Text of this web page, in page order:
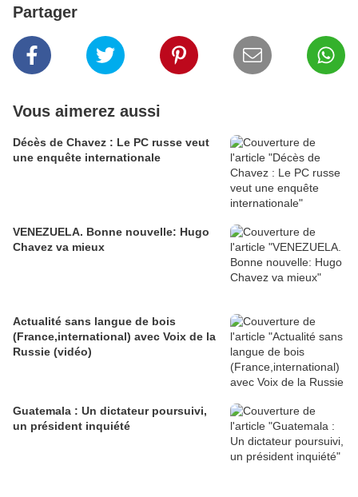
Partager
Vous aimerez aussi
Décès de Chavez : Le PC russe veut
une enquête internationale
VENEZUELA. Bonne nouvelle: Hugo
Chavez va mieux
Actualité sans langue de bois
(France,international) avec Voix de la
Russie (vidéo)
Guatemala : Un dictateur poursuivi,
un président inquiété